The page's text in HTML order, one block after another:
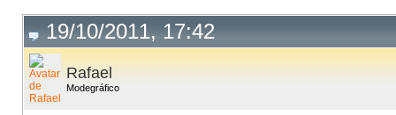
19/10/2011, 17:42
Rafael
Modegráfico